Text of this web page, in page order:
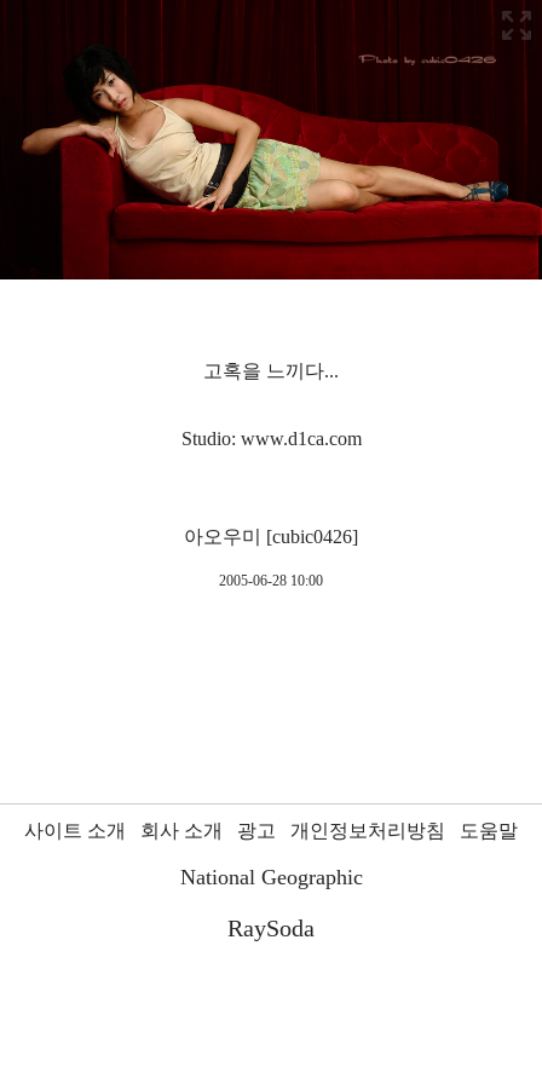
고혹을 느끼다...
Studio: www.d1ca.com
아오우미 [cubic0426]
2005-06-28 10:00
사이트 소개 회사 소개 광고 개인정보처리방침 도움말
National Geographic
RaySoda